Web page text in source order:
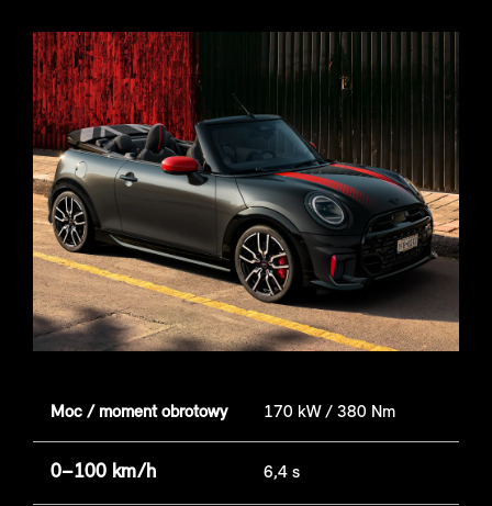
Moc / moment obrotowy 170 kW / 380 Nm
0–100 km/h 6,4 s